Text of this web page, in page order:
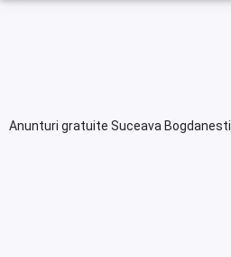
Anunturi gratuite Suceava Bogdanesti